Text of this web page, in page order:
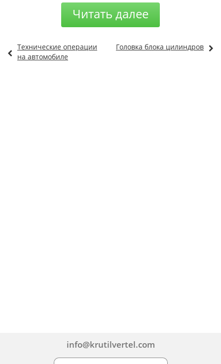
Читать далее
Технические операции
на автомобиле
Головка блока цилиндров
info@krutilvertel.com